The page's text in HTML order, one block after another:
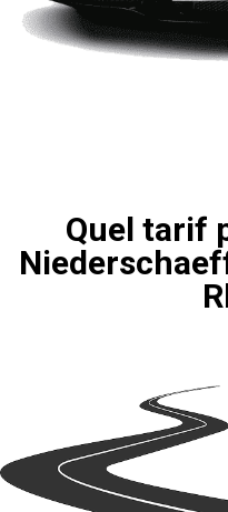
Quel tarif